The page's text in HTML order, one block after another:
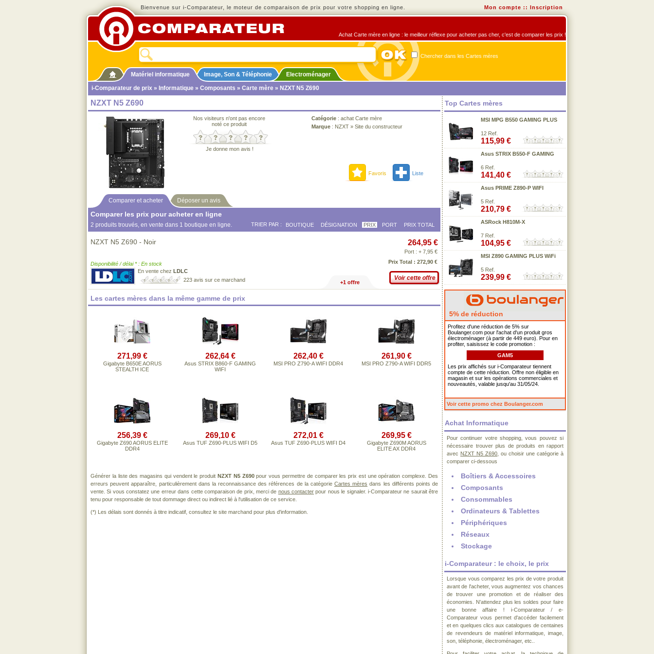
Bienvenue sur i-Comparateur, le moteur de comparaison de prix pour votre shopping en ligne. Mon compte :: Inscription
Achat Carte mère en ligne : le meilleur réflexe pour acheter pas cher, c'est de comparer les prix !
Chercher dans les Cartes mères
Matériel informatique Image, Son & Téléphonie
Electroménager
i-Comparateur de prix » Informatique » Composants » Carte mère » NZXT N5 Z690
NZXT N5 Z690
Nos visiteurs n'ont pas encore
noté ce produit
Je donne mon avis !
Catégorie : achat Carte mère
Marque : NZXT » Site du constructeur
Favoris Liste
Comparer et acheter Déposer un avis
Comparer les prix pour acheter en ligne
2 produits trouvés, en vente dans 1 boutique en ligne. TRIER PAR : BOUTIQUE DÉSIGNATION PRIX PORT PRIX TOTAL
NZXT N5 Z690 - Noir
Disponibilité / délai * : En stock
En vente chez LDLC
223 avis sur ce marchand
264,95 €
Port : + 7,95 €
Prix Total : 272,90 €
Voir cette offre
+1 offre
Les cartes mères dans la même gamme de prix
271,99 €
Gigabyte B650E AORUS
STEALTH ICE
262,64 €
Asus STRIX B860-F GAMING
WIFI
262,40 €
MSI PRO Z790-A WIFI DDR4
261,90 €
MSI PRO Z790-A WIFI DDR5
256,39 €
Gigabyte Z690 AORUS ELITE
DDR4
269,10 €
Asus TUF Z690-PLUS WIFI D5
272,01 €
Asus TUF Z690-PLUS WIFI D4
269,95 €
Gigabyte Z690M AORUS
ELITE AX DDR4
Générer la liste des magasins qui vendent le produitNZXT N5 Z690pour vous permettre de comparer les prix est une opération complexe. Des
erreurs peuvent apparaître, particulièrement dans la reconnaissance des références de la catégorie Cartes mères dans les différents points de
vente. Si vous constatez une erreur dans cette comparaison de prix, merci de nous contacter pour nous le signaler. i-Comparateur ne saurait être
tenu pour responsable de tout dommage direct ou indirect lié à l'utilisation de ce service.
(*) Les délais sont donnés à titre indicatif, consultez le site marchand pour plus d'information.
Top Cartes mères
MSI MPG B550 GAMING PLUS
12 Ref.
115,99 €
Asus STRIX B550-F GAMING
6 Ref.
141,40 €
Asus PRIME Z890-P WIFI
5 Ref.
210,79 €
ASRock H810M-X
7 Ref.
104,95 €
MSI Z890 GAMING PLUS WiFi
5 Ref.
239,99 €
5% de réduction
Profitez d'une réduction de 5% sur
Boulanger.com pour l'achat d'un produit gros
électroménager (à partir de 449 euro). Pour en
profiter, saisissez le code promotion :
GAM5
Les prix affichés sur i-Comparateur tiennent
compte de cette réduction. Offre non éligible en
magasin et sur les opérations commerciales et
nouveautés, valable jusqu'au 31/05/24.
Voir cette promo chez Boulanger.com
Achat Informatique
Pour continuer votre shopping, vous pouvez si
nécessaire trouver plus de produits en rapport
avec NZXT N5 Z690 , ou choisir une catégorie à
comparer ci-dessous
Boîtiers & Accessoires
Composants
Consommables
Ordinateurs & Tablettes
Périphériques
Réseaux
Stockage
i-Comparateur : le choix, le prix
Lorsque vous comparez les prix de votre produit
avant de l'acheter, vous augmentez vos chances
de trouver une promotion et de réaliser des
économies. N'attendez plus les soldes pour faire
une bonne affaire ! i-Comparateur / e-
Comparateur vous permet d'accéder facilement
et en quelques clics aux catalogues de centaines
de revendeurs de matériel informatique, image,
son, téléphonie, électroménager, etc..